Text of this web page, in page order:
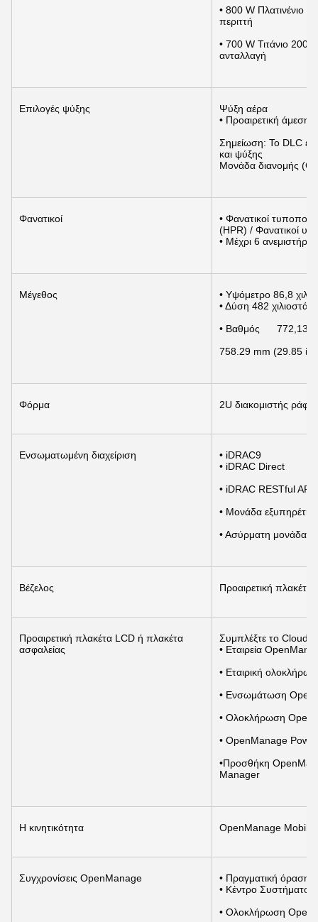
• 800 W Πλατινένιο
περιττή
• 700 W Τιτάνιο 200
ανταλλαγή
Επιλογές ψύξης
Ψύξη αέρα
• Προαιρετική άμεση
Σημείωση: Το DLC
και ψύξης
Μονάδα διανομής
Φανατικοί
• Φανατικοί
(HPR) / Φανατικοί
• Μέχρι 6 ανεμιστήρες
Μέγεθος
• Υψόμετρο 86,8
• Δύση 482 χιλιοστά
• Βαθμός      772,13
758.29 mm (29.85
Φόρμα 2U διακομιστής
Ενσωματωμένη διαχείριση
• iDRAC9
• iDRAC Direct
• iDRAC RESTful API
• Μονάδα
• Ασύρματη μονάδα
Βέζελος Προαιρετική
Προαιρετική πλακέτα LCD ή πλακέτα
ασφαλείας
Συμπλέξτε το
• Εταιρεία
• Εταιρική
• Ενσωμάτωση
• Ολοκλήρωση
• OpenManage
•Προσθήκη
Manager
Η κινητικότητα OpenManage Mobile
Συγχρονίσεις OpenManage
• Πραγματική όραση
• Κέντρο
• Ολοκλήρωση